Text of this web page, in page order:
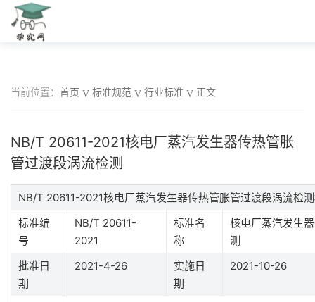
当前位置： 首页 标准规范 行业标准 正文
NB/T 20611-2021核电厂蒸汽发生器传热管胀
管过渡段涡流检测
NB/T 20611-2021核电厂蒸汽发生器传热管胀管过渡段涡流检
标准编
号
NB/T 20611-
2021
标准名
称
核电厂蒸汽发生
测
批准日
期
2021-4-26
实施日
期
2021-10-26